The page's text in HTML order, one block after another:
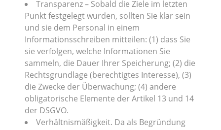
Transparenz – Sobald die Ziele im letzten
Punkt festgelegt wurden, sollten Sie klar sein
und sie dem Personal in einem
Informationsschreiben mitteilen: (1) dass Sie
sie verfolgen, welche Informationen Sie
sammeln, die Dauer Ihrer Speicherung; (2) die
Rechtsgrundlage (berechtigtes Interesse), (3)
die Zwecke der Überwachung; (4) andere
obligatorische Elemente der Artikel 13 und 14
der DSGVO.
Verhältnismäßigkeit. Da als Begründung